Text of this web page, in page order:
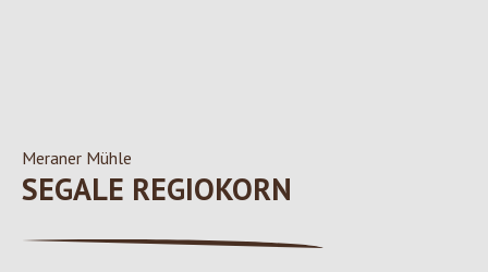
Meraner Mühle
SEGALE REGIOKORN